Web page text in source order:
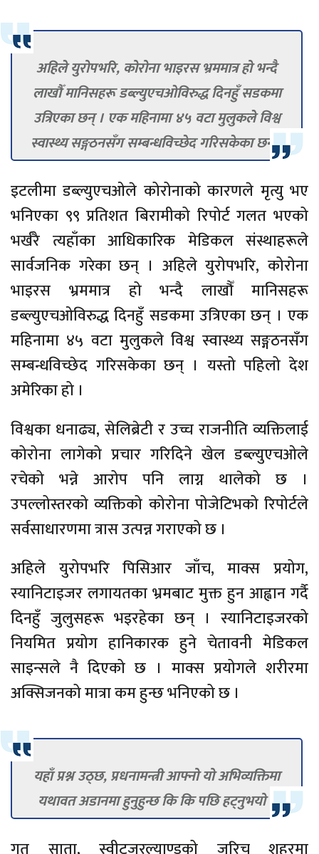
अहिले युरोपभरि, कोरोना भाइरस भ्रममात्र हो भन्दै
लाखौँ मानिसहरू डब्ल्युएचओविरुद्ध दिनहुँ सडकमा
उत्रिएका छन् । एक महिनामा ४५ वटा मुलुकले विश्व
स्वास्थ्य सङ्गठनसँग सम्बन्धविच्छेद गरिसकेका छन् ।
इटलीमा डब्ल्युएचओले कोरोनाको कारणले मृत्यु भए
भनिएका ९९ प्रतिशत बिरामीको रिपोर्ट गलत भएको
भर्खरै त्यहाँका आधिकारिक मेडिकल संस्थाहरूले
सार्वजनिक गरेका छन् । अहिले युरोपभरि, कोरोना
भाइरस भ्रममात्र हो भन्दै लाखौँ मानिसहरू
डब्ल्युएचओविरुद्ध दिनहुँ सडकमा उत्रिएका छन् । एक
महिनामा ४५ वटा मुलुकले विश्व स्वास्थ्य सङ्गठनसँग
सम्बन्धविच्छेद गरिसकेका छन् । यस्तो पहिलो देश
अमेरिका हो ।
विश्वका धनाढ्य, सेलिब्रेटी र उच्च राजनीति व्यक्तिलाई
कोरोना लागेको प्रचार गरिदिने खेल डब्ल्युएचओले
रचेको भन्ने आरोप पनि लाग्न थालेको छ ।
उपल्लोस्तरको व्यक्तिको कोरोना पोजेटिभको रिपोर्टले
सर्वसाधारणमा त्रास उत्पन्न गराएको छ ।
अहिले युरोपभरि पिसिआर जाँच, माक्स प्रयोग,
स्यानिटाइजर लगायतका भ्रमबाट मुक्त हुन आह्वान गर्दै
दिनहुँ जुलुसहरू भइरहेका छन् । स्यानिटाइजरको
नियमित प्रयोग हानिकारक हुने चेतावनी मेडिकल
साइन्सले नै दिएको छ । माक्स प्रयोगले शरीरमा
अक्सिजनको मात्रा कम हुन्छ भनिएको छ ।
यहाँ प्रश्न उठ्छ, प्रधनामन्त्री आफ्नो यो अभिव्यक्तिमा
यथावत अडानमा हुनुहुन्छ कि कि पछि हट्नुभयो ?